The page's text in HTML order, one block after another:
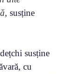
, susține
susține
cu